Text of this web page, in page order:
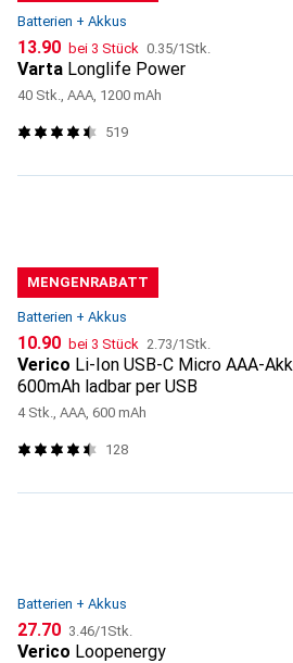
Batterien + Akkus
CHF
13.90 bei 3 Stück CHF
0.35/1Stk.
Varta Longlife Power
40 Stk., AAA, 1200 mAh
519
MENGENRABATT
Batterien + Akkus
CHF
10.90 bei 3 Stück CHF
2.73/1Stk.
Verico Li-Ion USB-C Micro AAA-
600mAh ladbar per USB
4 Stk., AAA, 600 mAh
128
Batterien + Akkus
CHF
27.70 CHF
3.46/1Stk.
Verico Loopenergy